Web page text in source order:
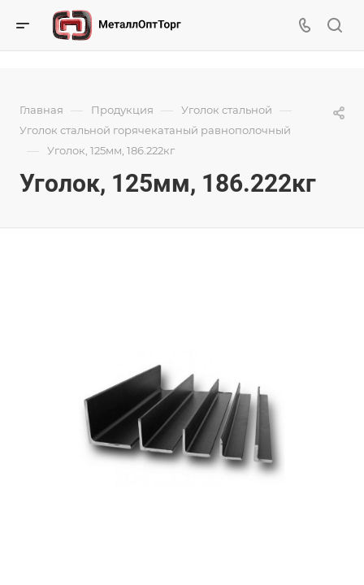
Главная — Продукция — Уголок стальной —
Уголок стальной горячекатаный равнополочный
— Уголок, 125мм, 186.222кг
Уголок, 125мм, 186.222кг